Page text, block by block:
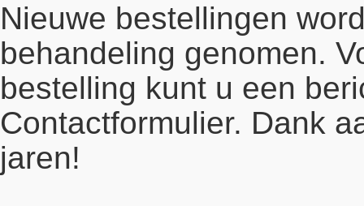
Nieuwe bestellingen
behandeling genomen.
bestelling kunt u een
Contactformulier. Dank
jaren!